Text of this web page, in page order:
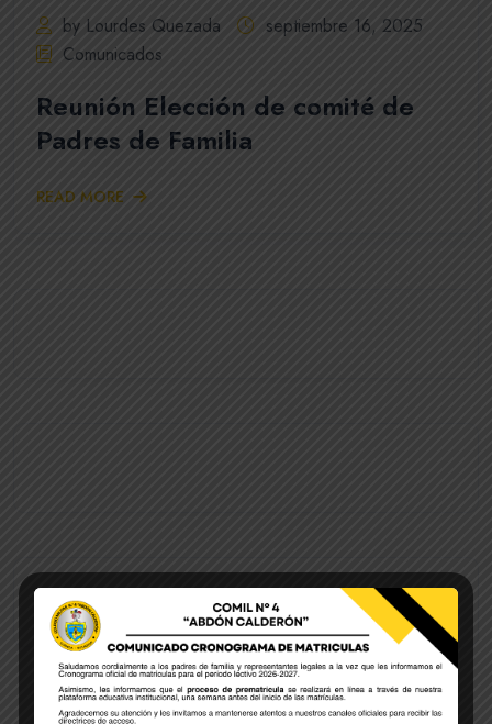
by Lourdes Quezada
septiembre 16, 2025
Comunicados
Reunión Elección de comité de
Padres de Familia
READ MORE